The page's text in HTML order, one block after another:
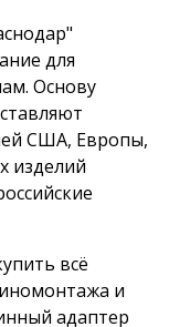
для
Основу
США, Европы,
изделий
всё
и
адаптер